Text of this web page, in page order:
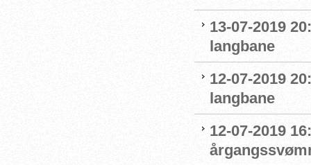
13-07-2019
langbane
12-07-2019
langbane
12-07-2019